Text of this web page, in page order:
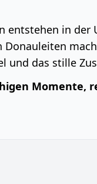
entstehen in der
Donauleiten
und das stille
Momente,